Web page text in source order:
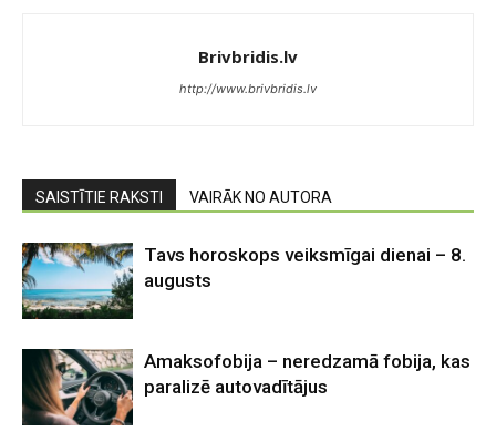
Brivbridis.lv
http://www.brivbridis.lv
SAISTĪTIE RAKSTI VAIRĀK NO AUTORA
Tavs horoskops veiksmīgai dienai – 8.
augusts
Amaksofobija – neredzamā fobija, kas
paralizē autovadītājus